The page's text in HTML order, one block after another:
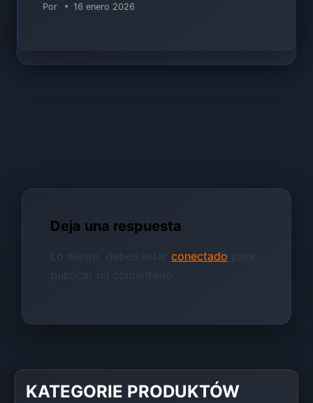
Por 16 enero 2026
Deja una respuesta
Lo siento, debes estarconectado para
publicar un comentario.
KATEGORIE PRODUKTÓW